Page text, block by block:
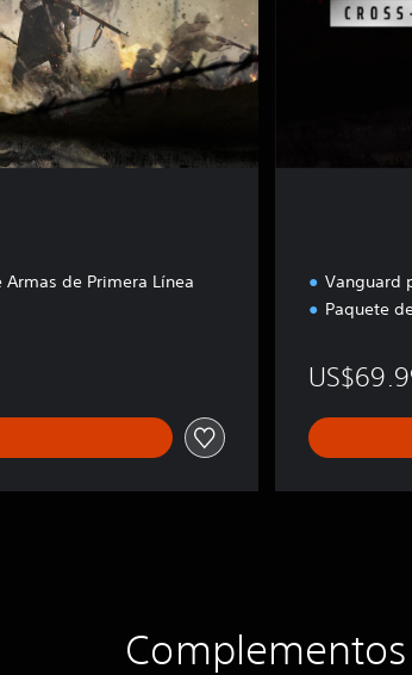
Armas de Primera Línea
Vanguard
Paquete
Complementos